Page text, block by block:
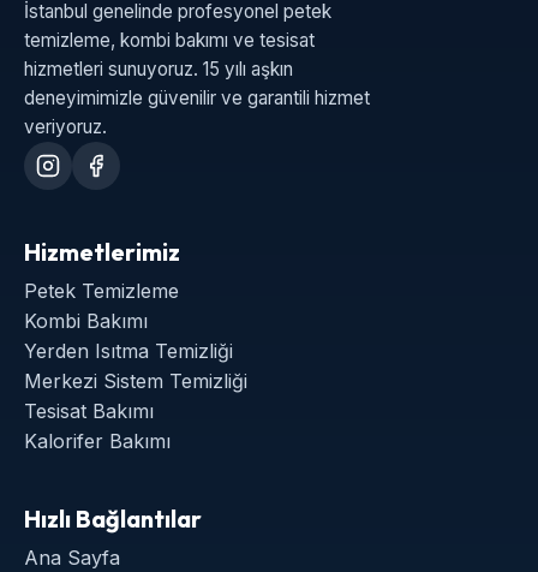
İstanbul genelinde profesyonel petek
temizleme, kombi bakımı ve tesisat
hizmetleri sunuyoruz. 15 yılı aşkın
deneyimimizle güvenilir ve garantili hizmet
veriyoruz.
Hizmetlerimiz
Petek Temizleme
Kombi Bakımı
Yerden Isıtma Temizliği
Merkezi Sistem Temizliği
Tesisat Bakımı
Kalorifer Bakımı
Hızlı Bağlantılar
Ana Sayfa